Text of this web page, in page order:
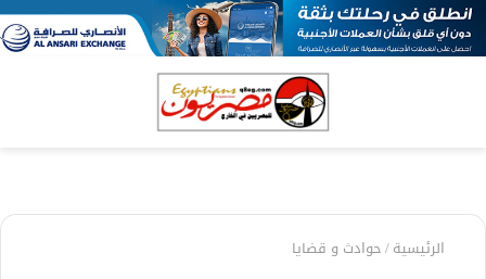
الرئيسية/حوادث و قضايا